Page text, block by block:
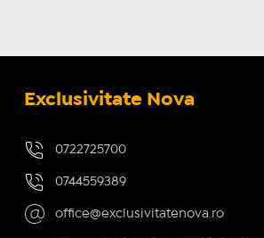
Exclusivitate Nova
0722725700
0744559389
office@exclusivitatenova.ro